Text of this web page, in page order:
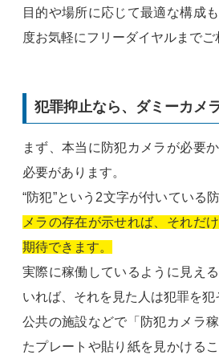
目的や場所に応じて最適な構成
度お気軽にフリーダイヤルまでご
犯罪抑止なら、ダミーカメ
まず、本当に防犯カメラが必要
必要があります。
“防犯”という2文字が付いている
メラの存在が示せれば、それだ
期待できます。
実際に稼働しているように見え
いれば、それを見た人は犯罪を犯
公共の施設などで「防犯カメラ
たプレートや貼り紙を見かける